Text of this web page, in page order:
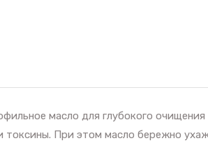
масло для глубокого очищения
токсины. При этом масло бережно